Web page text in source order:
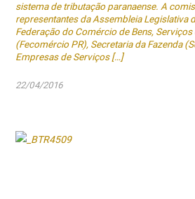
sistema de tributação paranaense. A
representantes da Assembleia Legislativa
Federação do Comércio de Bens,
(Fecomércio PR), Secretaria da Fazenda
Empresas de Serviços […]
22/04/2016